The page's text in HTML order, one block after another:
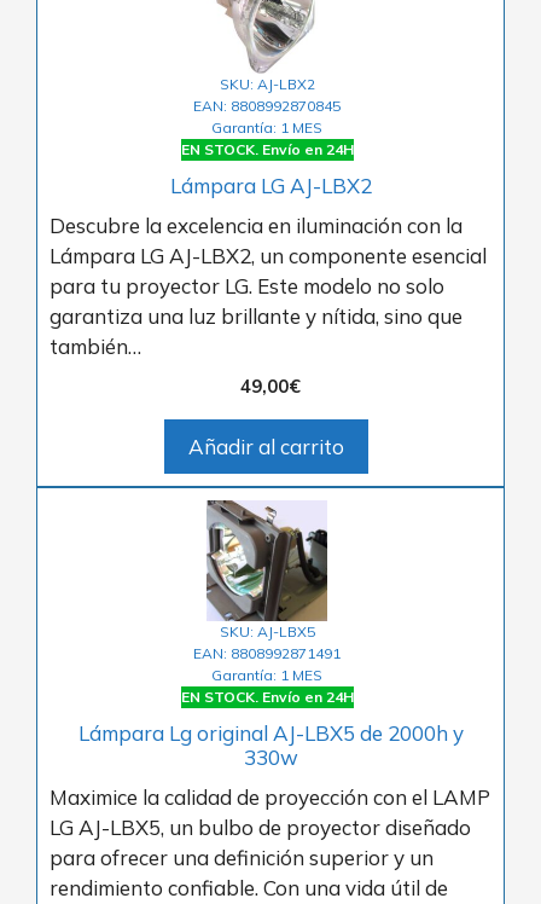
SKU: AJ-LBX2
EAN: 8808992870845
Garantía: 1 MES
EN STOCK. Envío en 24H
Lámpara LG AJ-LBX2
Descubre la excelencia en iluminación con la
Lámpara LG AJ-LBX2, un componente esencial
para tu proyector LG. Este modelo no solo
garantiza una luz brillante y nítida, sino que
también…
49,00€
Añadir al carrito
SKU: AJ-LBX5
EAN: 8808992871491
Garantía: 1 MES
EN STOCK. Envío en 24H
Lámpara Lg original AJ-LBX5 de 2000h y
330w
Maximice la calidad de proyección con el LAMP
LG AJ-LBX5, un bulbo de proyector diseñado
para ofrecer una definición superior y un
rendimiento confiable. Con una vida útil de